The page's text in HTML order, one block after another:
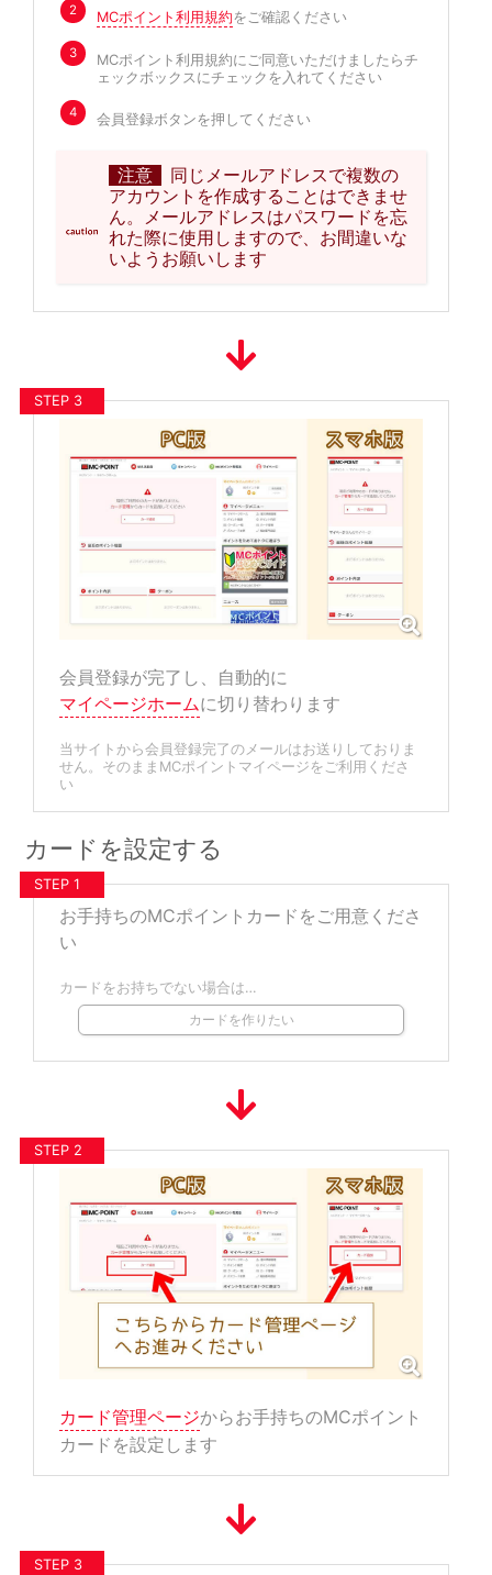
2 MCポイント利用規約をご確認ください
3
MCポイント利用規約にご同意いただけましたらチ
ェックボックスにチェックを入れてください
4 会員登録ボタンを押してください
注意
同じメールアドレスで複数の
アカウントを作成することはできませ
ん。メールアドレスはパスワードを忘
れた際に使用しますので、お間違いな
いようお願いします
STEP 3
会員登録が完了し、自動的に
マイページホームに切り替わります
当サイトから会員登録完了のメールはお送りしておりま
せん。そのままMCポイントマイページをご利用くださ
い
カードを設定する
お手持ちのMCポイントカードをご用意くださ
い
STEP 1
カードをお持ちでない場合は…
カードを作りたい
STEP 2
カード管理ページからお手持ちのMCポイント
カードを設定します
STEP 3